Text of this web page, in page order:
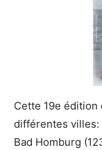
Cette 19e édition
différentes villes:
Bad Homburg